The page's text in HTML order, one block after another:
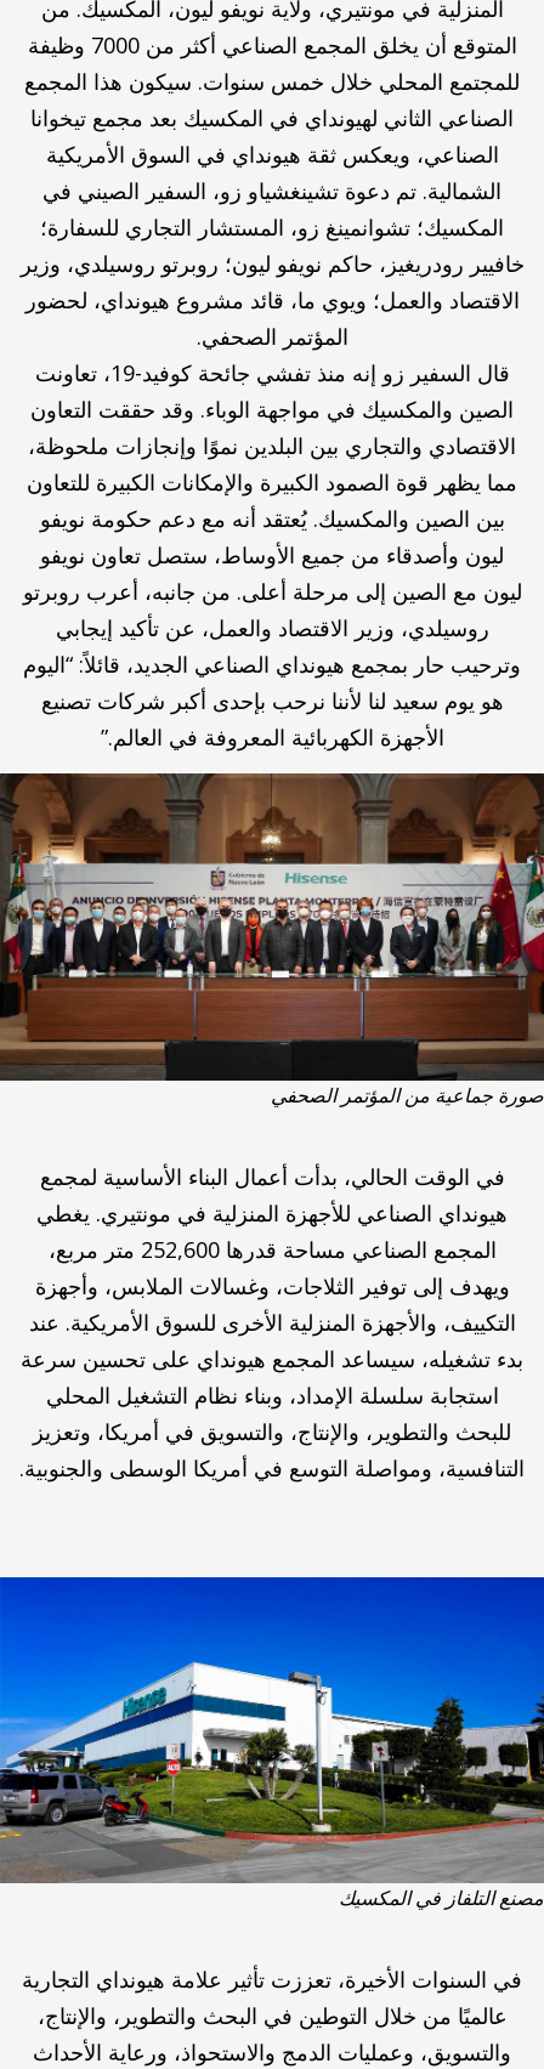
المنزلية في مونتيري، ولاية نويفو ليون، المكسيك. من
المتوقع أن يخلق المجمع الصناعي أكثر من 7000 وظيفة
للمجتمع المحلي خلال خمس سنوات. سيكون هذا المجمع
الصناعي الثاني لهيونداي في المكسيك بعد مجمع تيخوانا
الصناعي، ويعكس ثقة هيونداي في السوق الأمريكية
الشمالية. تم دعوة تشينغشياو زو، السفير الصيني في
المكسيك؛ تشوانمينغ زو، المستشار التجاري للسفارة؛
خافيير رودريغيز، حاكم نويفو ليون؛ روبرتو روسيلدي، وزير
الاقتصاد والعمل؛ ويوي ما، قائد مشروع هيونداي، لحضور
المؤتمر الصحفي.
قال السفير زو إنه منذ تفشي جائحة كوفيد-19، تعاونت
الصين والمكسيك في مواجهة الوباء. وقد حققت التعاون
الاقتصادي والتجاري بين البلدين نموًا وإنجازات ملحوظة،
مما يظهر قوة الصمود الكبيرة والإمكانات الكبيرة للتعاون
بين الصين والمكسيك. يُعتقد أنه مع دعم حكومة نويفو
ليون وأصدقاء من جميع الأوساط، ستصل تعاون نويفو
ليون مع الصين إلى مرحلة أعلى. من جانبه، أعرب روبرتو
روسيلدي، وزير الاقتصاد والعمل، عن تأكيد إيجابي
وترحيب حار بمجمع هيونداي الصناعي الجديد، قائلاً: “اليوم
هو يوم سعيد لنا لأننا نرحب بإحدى أكبر شركات تصنيع
الأجهزة الكهربائية المعروفة في العالم.”
صورة جماعية من المؤتمر الصحفي
في الوقت الحالي، بدأت أعمال البناء الأساسية لمجمع
هيونداي الصناعي للأجهزة المنزلية في مونتيري. يغطي
المجمع الصناعي مساحة قدرها 252,600 متر مربع،
ويهدف إلى توفير الثلاجات، وغسالات الملابس، وأجهزة
التكييف، والأجهزة المنزلية الأخرى للسوق الأمريكية. عند
بدء تشغيله، سيساعد المجمع هيونداي على تحسين سرعة
استجابة سلسلة الإمداد، وبناء نظام التشغيل المحلي
للبحث والتطوير، والإنتاج، والتسويق في أمريكا، وتعزيز
التنافسية، ومواصلة التوسع في أمريكا الوسطى والجنوبية.
مصنع التلفاز في المكسيك
في السنوات الأخيرة، تعززت تأثير علامة هيونداي التجارية
عالميًا من خلال التوطين في البحث والتطوير، والإنتاج،
والتسويق، وعمليات الدمج والاستحواذ، ورعاية الأحداث